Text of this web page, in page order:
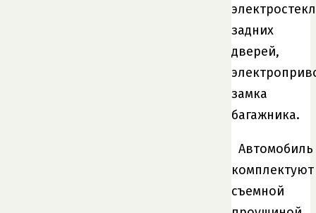
задних
дверей,
замка
багажника.
Автомобиль
комплектуют
съемной